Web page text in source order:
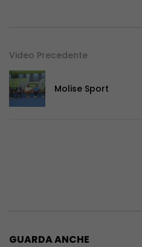
Video Precedente
Molise Sport
GUARDA ANCHE